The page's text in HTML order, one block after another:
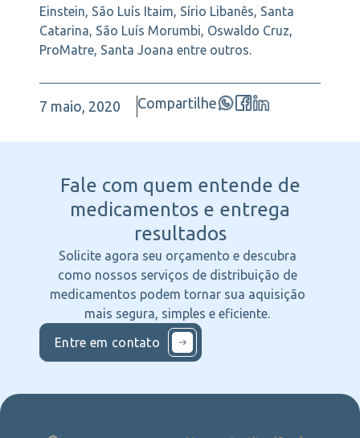
Einstein, São Luís Itaim, Sírio Libanês, Santa
Catarina, São Luís Morumbi, Oswaldo Cruz,
ProMatre, Santa Joana entre outros.
7 maio, 2020 Compartilhe
Fale com quem entende de
medicamentos e entrega
resultados
Solicite agora seu orçamento e descubra
como nossos serviços de distribuição de
medicamentos podem tornar sua aquisição
mais segura, simples e eficiente.
Entre em contato